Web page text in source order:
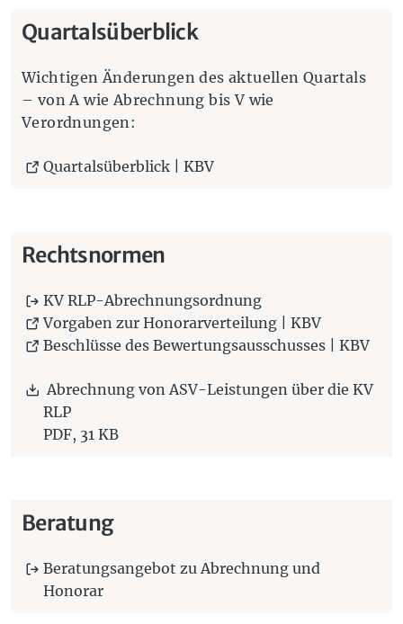
Quartalsüberblick
Wichtigen Änderungen des aktuellen Quartals
– von A wie Abrechnung bis V wie
Verordnungen:
Quartalsüberblick | KBV(Öffnet eine andere
Rechtsnormen
KV RLP-Abrechnungsordnung
Vorgaben zur Honorarverteilung | KBV(Öffnet
Beschlüsse des Bewertungsausschusses | KBV
Download:
Abrechnung von ASV-Leistungen über die KV
RLP
PDF, 31 KB
Beratung
Beratungsangebot zu Abrechnung und
Honorar